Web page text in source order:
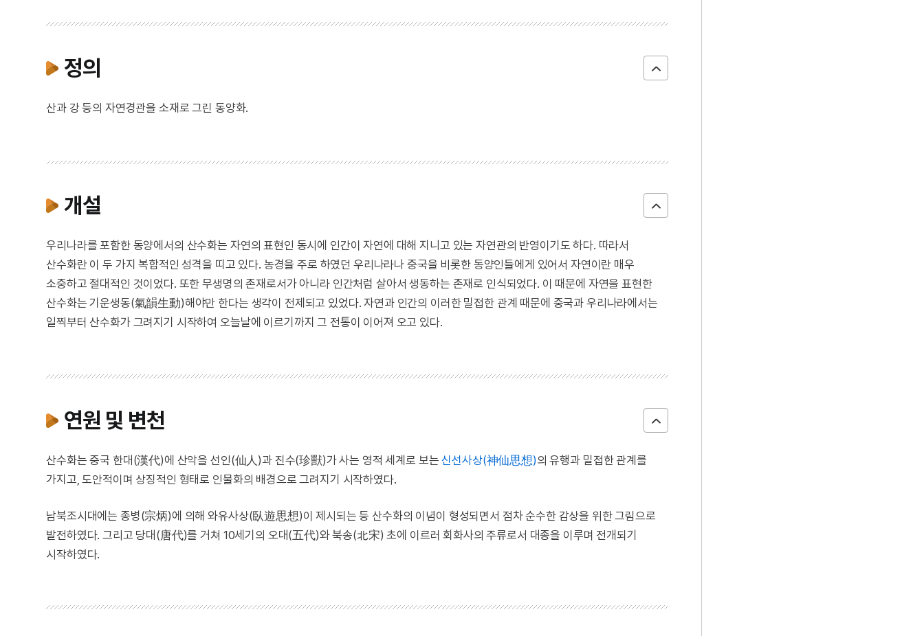
정의
산과 강 등의 자연경관을 소재로 그린 동양화.
개설
우리나라를 포함한 동양에서의 산수화는 자연의 표현인 동시에 인간이 자연에 대해 지니고 있는 자연관의 반영이기도 하다. 따라서
산수화란 이 두 가지 복합적인 성격을 띠고 있다. 농경을 주로 하였던 우리나라나 중국을 비롯한 동양인들에게 있어서 자연이란 매우
소중하고 절대적인 것이었다. 또한 무생명의 존재로서가 아니라 인간처럼 살아서 생동하는 존재로 인식되었다. 이 때문에 자연을 표현한
산수화는 기운생동(氣韻生動)해야만 한다는 생각이 전제되고 있었다. 자연과 인간의 이러한 밀접한 관계 때문에 중국과 우리나라에서는
일찍부터 산수화가 그려지기 시작하여 오늘날에 이르기까지 그 전통이 이어져 오고 있다.
연원 및 변천
산수화는 중국 한대(漢代)에 산악을 선인(仙人)과 진수(珍獸)가 사는 영적 세계로 보는신선사상(神仙思想)의 유행과 밀접한 관계를
가지고, 도안적이며 상징적인 형태로 인물화의 배경으로 그려지기 시작하였다.
남북조시대에는 종병(宗炳)에 의해 와유사상(臥遊思想)이 제시되는 등 산수화의 이념이 형성되면서 점차 순수한 감상을 위한 그림으로
발전하였다. 그리고 당대(唐代)를 거쳐 10세기의 오대(五代)와 북송(北宋) 초에 이르러 회화사의 주류로서 대종을 이루며 전개되기
시작하였다.